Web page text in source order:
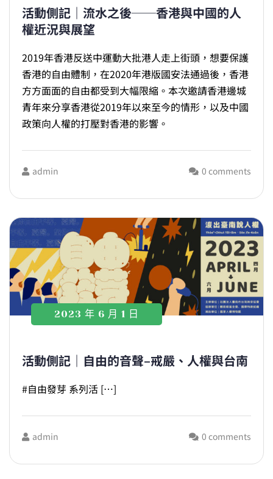
活動側記｜流水之後──香港與中國的人
權近況與展望
2019年香港反送中運動大批港人走上街頭，想要保護
香港的自由體制，在2020年港版國安法通過後，香港
方方面面的自由都受到大幅限縮。本次邀請香港邊城
青年來分享香港從2019年以來至今的情形，以及中國
政策向人權的打壓對香港的影響。
admin 0 comments
2023 年 6 月 1 日
活動側記｜自由的音聲–戒嚴、人權與台南
#自由發芽 系列活 […]
admin 0 comments